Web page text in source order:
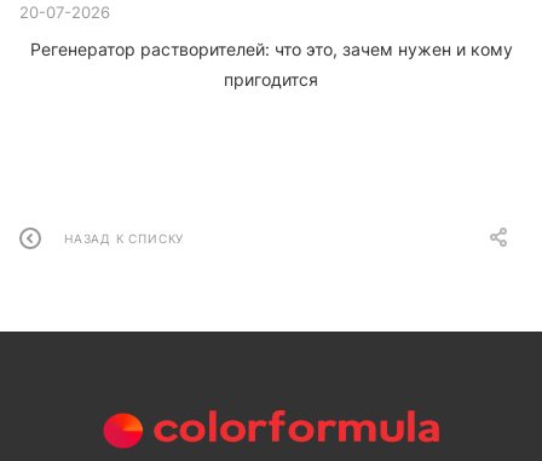
20-07-2026
Регенератор растворителей: что это, зачем нужен и кому
пригодится
НАЗАД К СПИСКУ